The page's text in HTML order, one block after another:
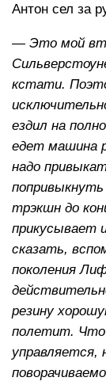
Антон сел за
— Это мой
кстати.
ездил на
едет машина
надо
трэкшн до
прикусывает
сказать,
поколения
резину
полетит. Что
управляется,